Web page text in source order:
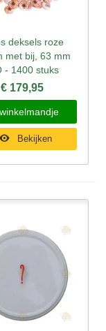
deksels roze
met bij, 63 mm
- 1400 stuks
€ 179,95
Bekijken